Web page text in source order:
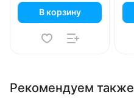
В корзину
Рекомендуем также